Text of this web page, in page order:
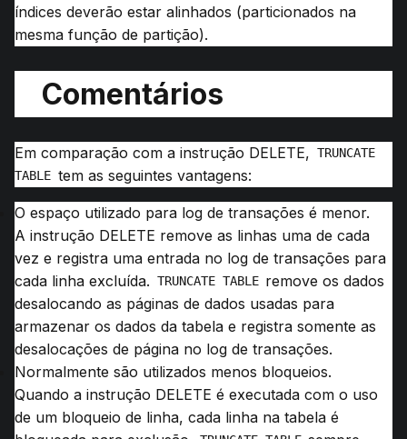
índices deverão estar alinhados (particionados na
mesma função de partição).
Comentários
Em comparação com a instrução DELETE, TRUNCATE
TABLE tem as seguintes vantagens:
O espaço utilizado para log de transações é menor.
A instrução DELETE remove as linhas uma de cada
vez e registra uma entrada no log de transações para
cada linha excluída. TRUNCATE TABLE remove os dados
desalocando as páginas de dados usadas para
armazenar os dados da tabela e registra somente as
desalocações de página no log de transações.
Normalmente são utilizados menos bloqueios.
Quando a instrução DELETE é executada com o uso
de um bloqueio de linha, cada linha na tabela é